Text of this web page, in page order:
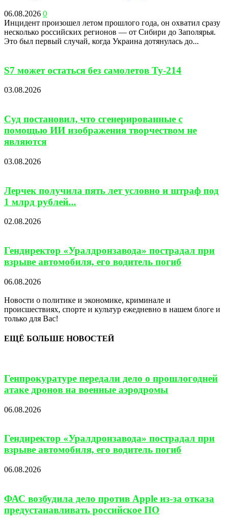
06.08.2026 0
Инцидент произошел летом прошлого года, он охватил сразу
несколько российских регионов — от Сибири до Заполярья.
Это был первый случай, когда Украина дотянулась до...
S7 может остаться без самолетов Ту-214
03.08.2026
Суд постановил, что сгенерированные с
помощью ИИ изображения творчеством не
являются
03.08.2026
Лерчек получила пять лет условно и штраф под
1 млрд рублей...
02.08.2026
Гендиректор «Уралдронзавода» пострадал при
взрыве автомобиля, его водитель погиб
06.08.2026
Новости о политике и экономике, криминале и
происшествиях, спорте и культур ежедневно в нашем блоге и
только для Вас!
ЕЩЁ БОЛЬШЕ НОВОСТЕЙ
Генпрокуратуре передали дело о прошлогодней
атаке дронов на военные аэродромы
06.08.2026
Гендиректор «Уралдронзавода» пострадал при
взрыве автомобиля, его водитель погиб
06.08.2026
ФАС возбудила дело против Apple из-за отказа
предустанавливать российское ПО